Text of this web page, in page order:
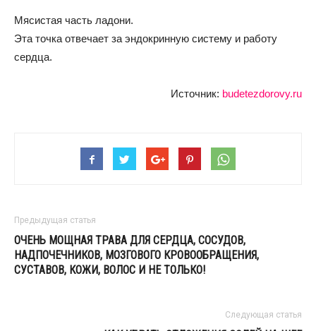
Мясистая часть ладони.
Эта точка отвечает за эндокринную систему и работу
сердца.
Источник: budetezdorovy.ru
Предыдущая статья
ОЧЕНЬ МОЩНАЯ ТРАВА ДЛЯ СЕРДЦА, СОСУДОВ,
НАДПОЧЕЧНИКОВ, МОЗГОВОГО КРОВООБРАЩЕНИЯ,
СУСТАВОВ, КОЖИ, ВОЛОС И НЕ ТОЛЬКО!
Следующая статья